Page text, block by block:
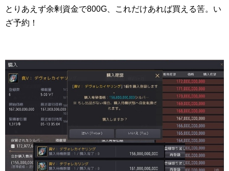
とりあえず余剰資金で800G、これだけあれば買える筈。い
ざ予約！